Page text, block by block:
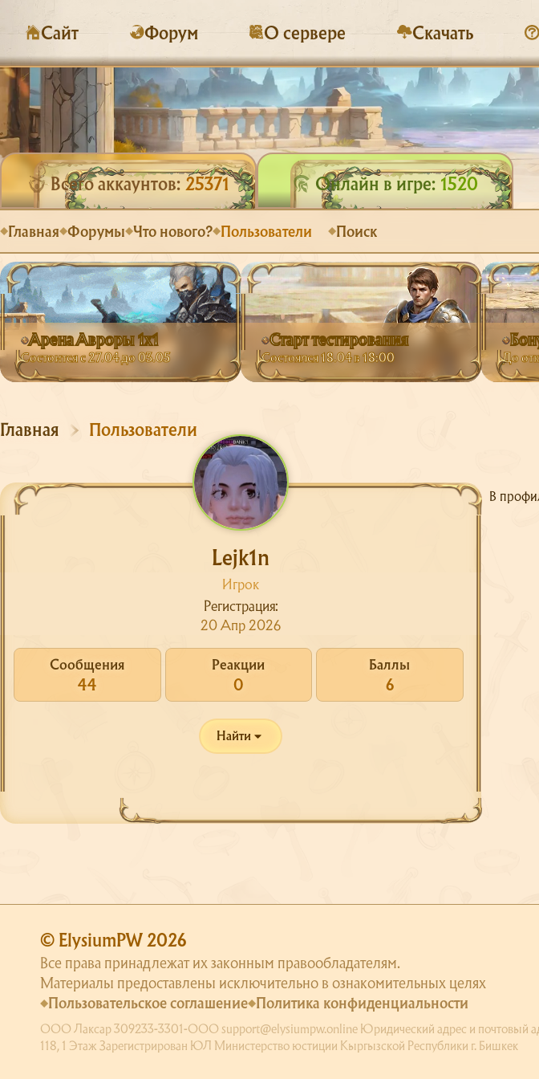
Сайт Форум О сервере Скачать
Всего аккаунтов: 25371 Онлайн в игре: 1520
Главная Форумы Что нового? Пользователи Поиск
Арена Авроры 1х1
Состоится с 27.04 до 03.05
Старт тестирования
Состоялся 18.04 в 18:00 До
Главная Пользователи
Lejk1n
Игрок
Регистрация
20 Апр 2026
Сообщения
44
Реакции
0
Баллы
6
Найти
В
© ElysiumPW 2026
Все права принадлежат их законным правообладателям.
Материалы предоставлены исключительно в ознакомительных целях
Пользовательское соглашение Политика конфиденциальности
ООО Лаксар 309233-3301-ООО support@elysiumpw.online Юридический адрес и почтовый
118, 1 Этаж Зарегистрирован ЮЛ Министерство юстиции Кыргызской Республики г. Бишкек